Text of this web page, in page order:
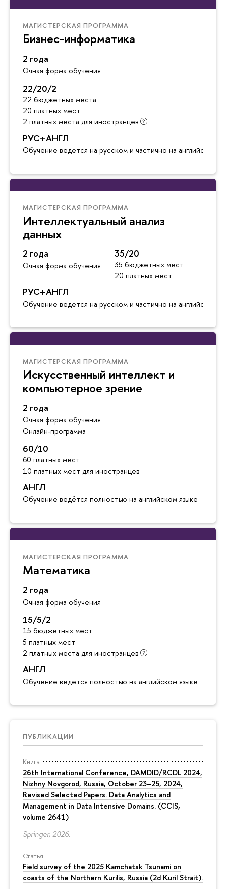
МАГИСТЕРСКАЯ ПРОГРАММА
Бизнес-информатика
2 года
Очная форма обучения
22/20/2
22 бюджетных места
20 платных мест
2 платных места для иностранцев
РУС+АНГЛ
Обучение ведется на русском и частично на английском
МАГИСТЕРСКАЯ ПРОГРАММА
Интеллектуальный анализ
данных
2 года
Очная форма обучения
35/20
35 бюджетных мест
20 платных мест
РУС+АНГЛ
Обучение ведется на русском и частично на английском
МАГИСТЕРСКАЯ ПРОГРАММА
Искусственный интеллект и
компьютерное зрение
2 года
Очная форма обучения
Онлайн-программа
60/10
60 платных мест
10 платных мест для иностранцев
АНГЛ
Обучение ведётся полностью на английском языке
МАГИСТЕРСКАЯ ПРОГРАММА
Математика
2 года
Очная форма обучения
15/5/2
15 бюджетных мест
5 платных мест
2 платных места для иностранцев
АНГЛ
Обучение ведётся полностью на английском языке
ПУБЛИКАЦИИ
Книга
26th International Conference, DAMDID/RCDL 2024,
Nizhny Novgorod, Russia, October 23–25, 2024,
Revised Selected Papers. Data Analytics and
Management in Data Intensive Domains. (CCIS,
volume 2641)
Springer, 2026.
Статья
Field survey of the 2025 Kamchatsk Tsunami on
coasts of the Northern Kurilis, Russia (2d Kuril Strait).